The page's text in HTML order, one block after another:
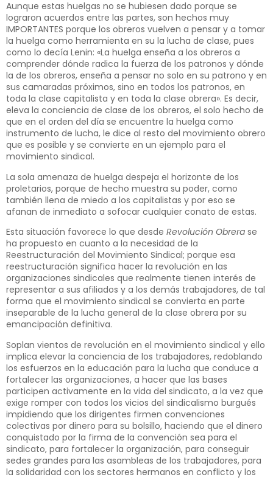
Aunque estas huelgas no se hubiesen dado porque se
lograron acuerdos entre las partes, son hechos muy
IMPORTANTES porque los obreros vuelven a pensar y a tomar
la huelga como herramienta en su la lucha de clase, pues
como lo decía Lenin: «La huelga enseña a los obreros a
comprender dónde radica la fuerza de los patronos y dónde
la de los obreros, enseña a pensar no solo en su patrono y en
sus camaradas próximos, sino en todos los patronos, en
toda la clase capitalista y en toda la clase obrera». Es decir,
eleva la conciencia de clase de los obreros, el solo hecho de
que en el orden del día se encuentre la huelga como
instrumento de lucha, le dice al resto del movimiento obrero
que es posible y se convierte en un ejemplo para el
movimiento sindical.
La sola amenaza de huelga despeja el horizonte de los
proletarios, porque de hecho muestra su poder, como
también llena de miedo a los capitalistas y por eso se
afanan de inmediato a sofocar cualquier conato de estas.
Esta situación favorece lo que desde Revolución Obrera se
ha propuesto en cuanto a la necesidad de la
Reestructuración del Movimiento Sindical; porque esa
reestructuración significa hacer la revolución en las
organizaciones sindicales que realmente tienen interés de
representar a sus afiliados y a los demás trabajadores, de tal
forma que el movimiento sindical se convierta en parte
inseparable de la lucha general de la clase obrera por su
emancipación definitiva.
Soplan vientos de revolución en el movimiento sindical y ello
implica elevar la conciencia de los trabajadores, redoblando
los esfuerzos en la educación para la lucha que conduce a
fortalecer las organizaciones, a hacer que las bases
participen activamente en la vida del sindicato, a la vez que
exige romper con todos los vicios del sindicalismo burgués
impidiendo que los dirigentes firmen convenciones
colectivas por dinero para su bolsillo, haciendo que el dinero
conquistado por la firma de la convención sea para el
sindicato, para fortalecer la organización, para conseguir
sedes grandes para las asambleas de los trabajadores, para
la solidaridad con los sectores hermanos en conflicto y los